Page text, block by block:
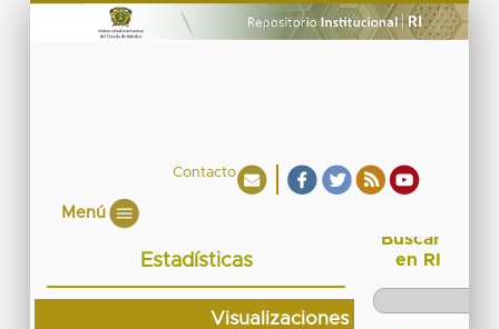
Contacto
Menú
Estadísticas
Visualizaciones
Buscar
en RI